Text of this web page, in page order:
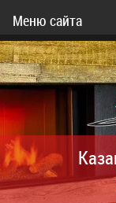
Меню сайта